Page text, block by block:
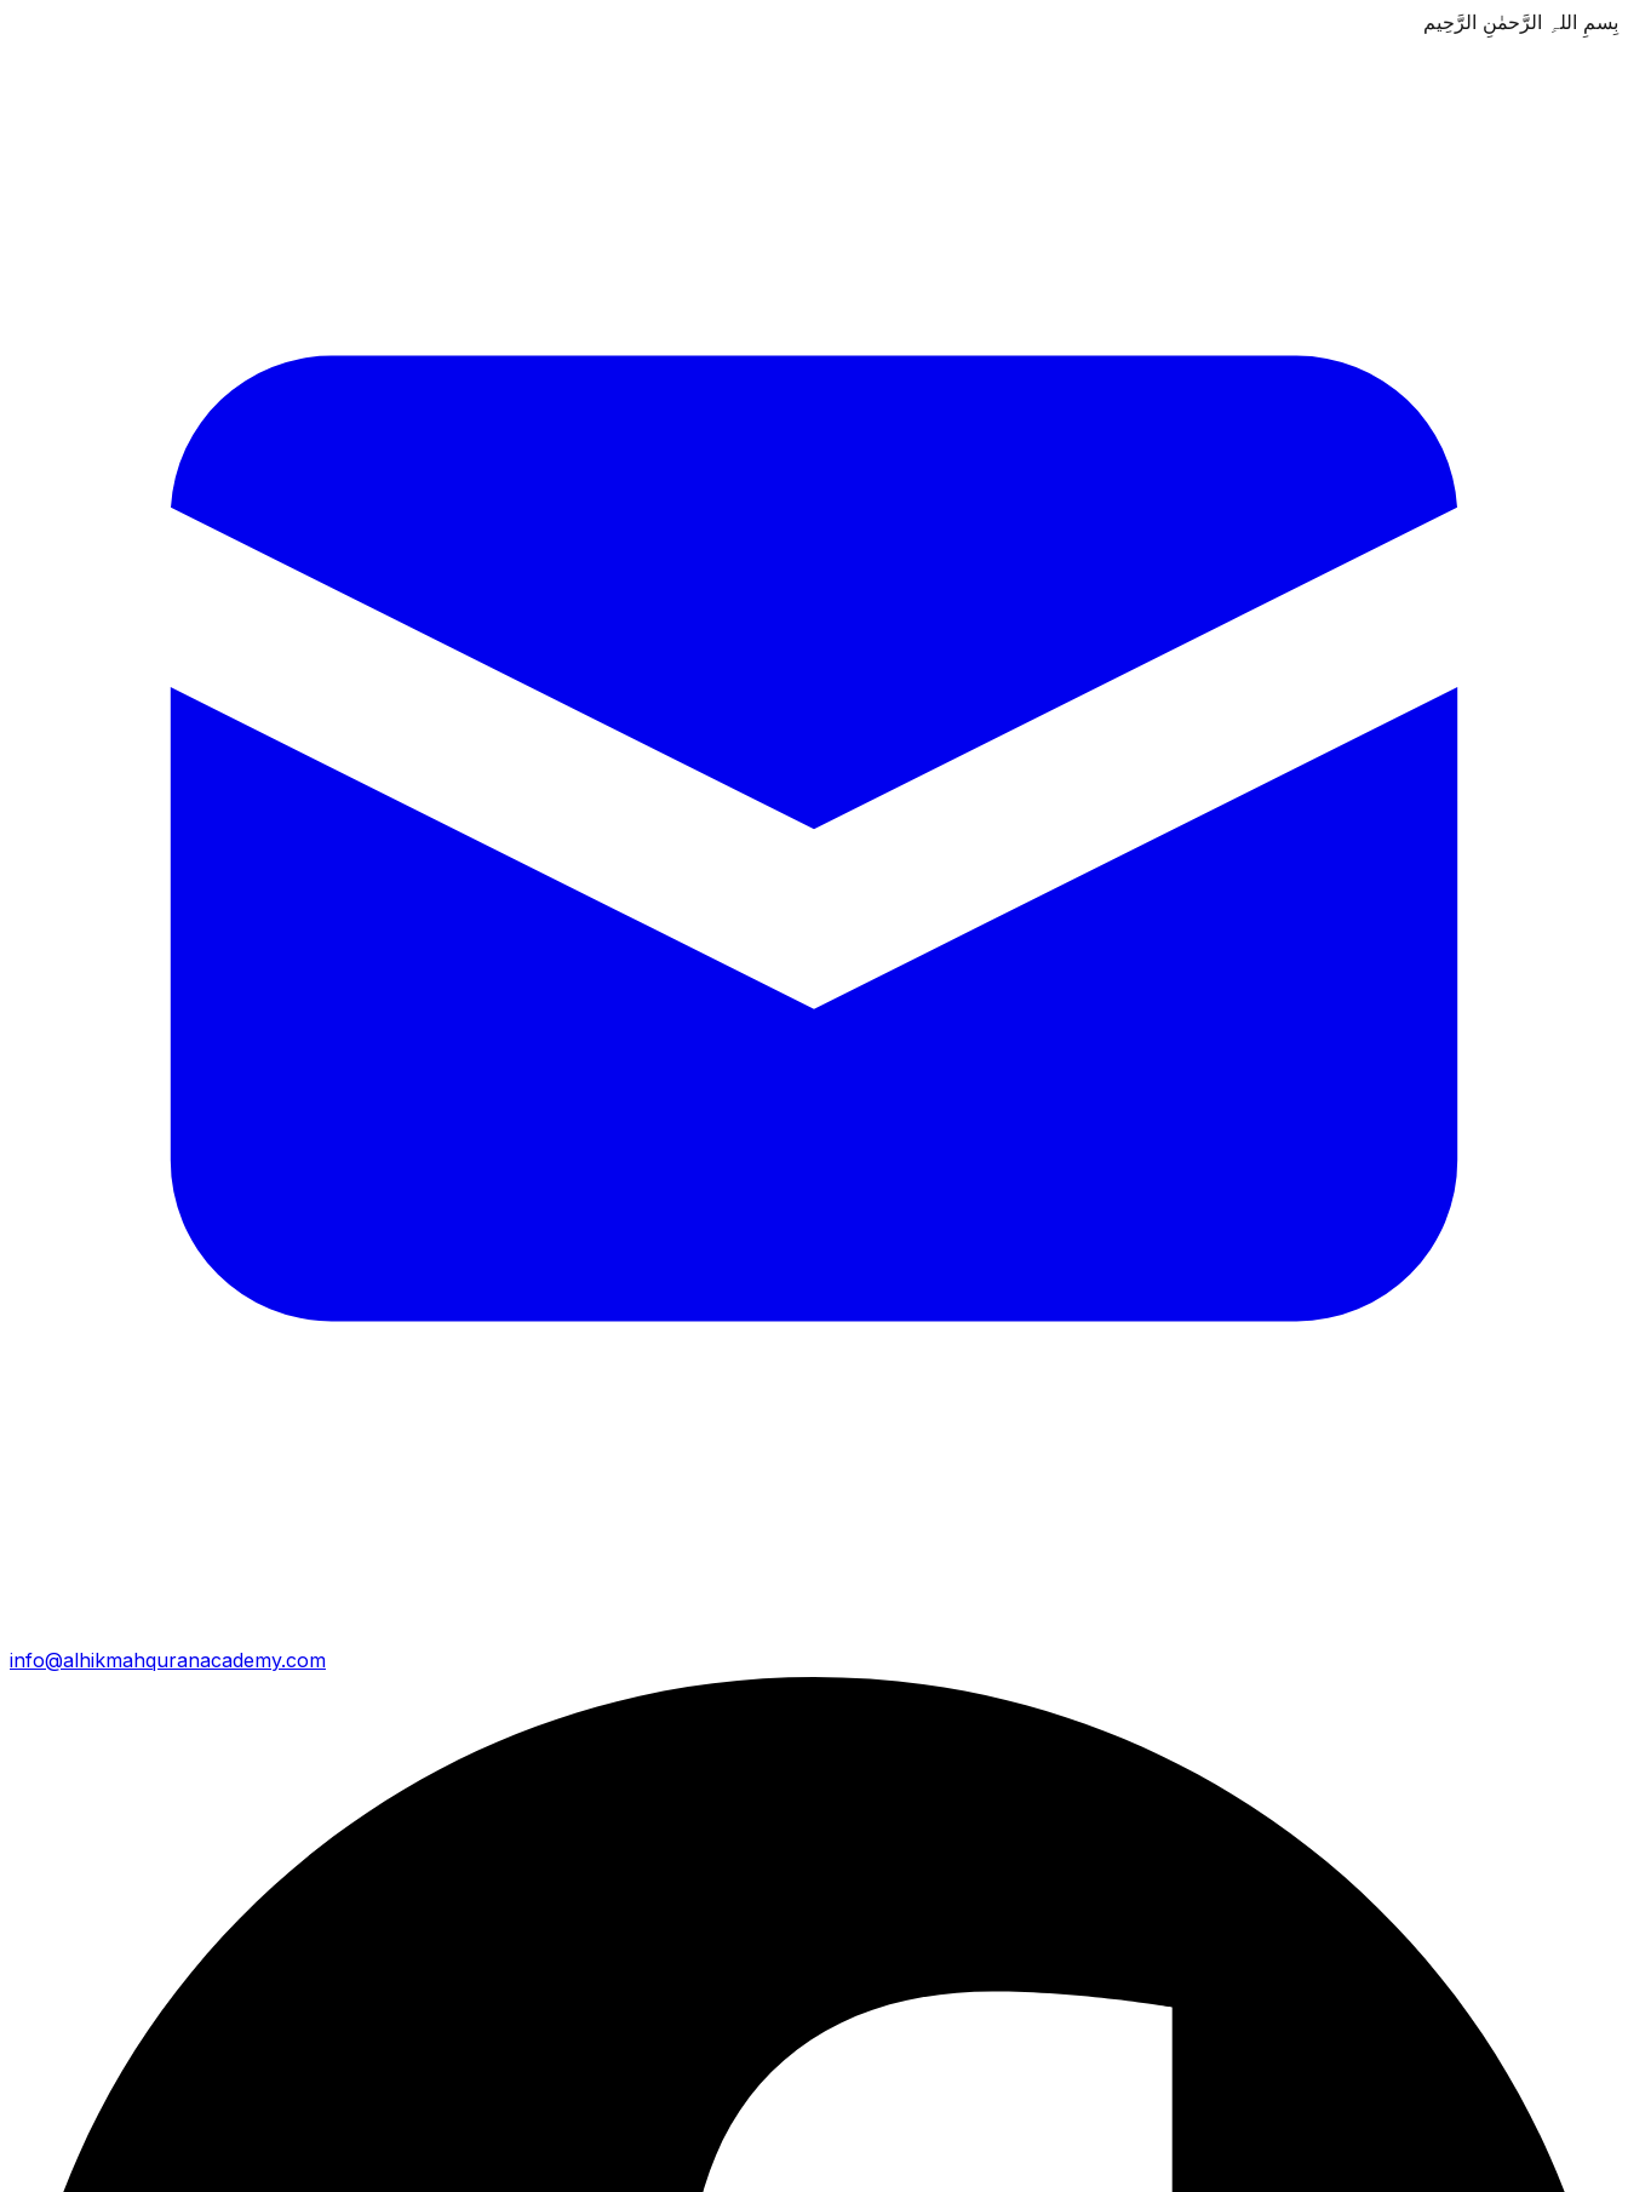
بِسمِ اللہِ الرَّحمٰنِ الرَّحِيم
info@alhikmahquranacademy.com